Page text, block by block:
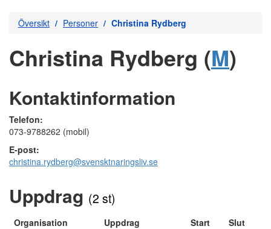
Översikt Personer Christina Rydberg
Christina Rydberg (M)
Kontaktinformation
Telefon:
073-9788262 (mobil)
E-post:
christina.rydberg@svensktnaringsliv.se
Uppdrag (2 st)
Organisation Uppdrag Start
Slut